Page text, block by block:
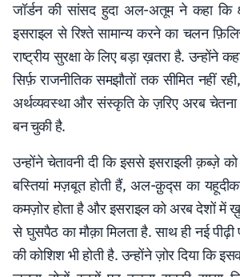
जॉर्डन की सांसद हुदा अल-अतूम ने कहा कि
इसराइल से रिश्ते सामान्य करने का चलन
राष्ट्रीय सुरक्षा के लिए बड़ा ख़तरा है. उन्होंने
सिर्फ़ राजनीतिक समझौतों तक सीमित नहीं रही,
अर्थव्यवस्था और संस्कृति के ज़रिए अरब
बन चुकी है.
उन्होंने चेतावनी दी कि इससे इसराइली क़ब्ज़े
बस्तियां मज़बूत होती हैं, अल-क़ुद्स का
कमज़ोर होता है और इसराइल को अरब देशों में
से घुसपैठ का मौक़ा मिलता है. साथ ही नई पीढ़ी
की कोशिश भी होती है. उन्होंने ज़ोर दिया कि